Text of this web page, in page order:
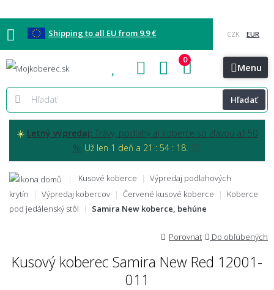
Shipping to all EU from 9.9 €
Blog Kontakt Menu
Hľadať
0
☀️ Letný výpredaj: Trávy, podlahy aj koberce so zľavou až 50
%. Už len 1 deň a 21 : 54 : 17. ⏰
Kusové koberce
Výpredaj podlahových
krytín
Výpredaj kobercov Červené kusové koberce
Koberce
pod jedálenský stôl
Samira New koberce, behúne
Porovnat Do obľúbených
Kusový koberec Samira New Red 12001-
011